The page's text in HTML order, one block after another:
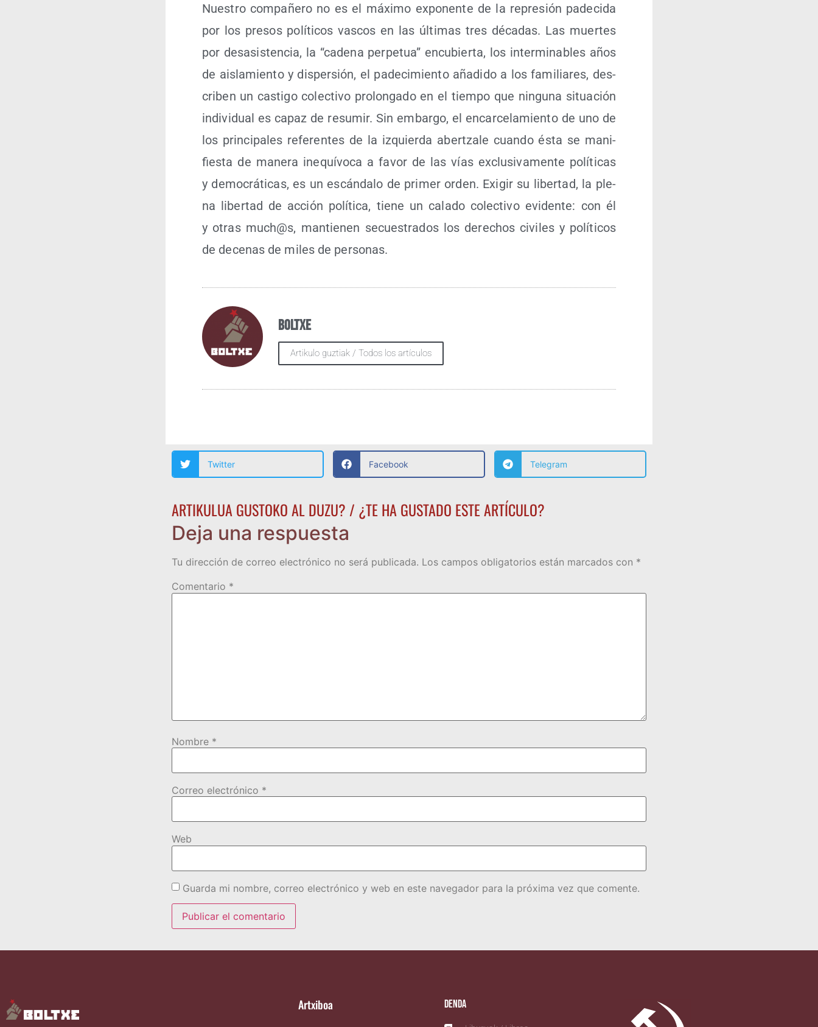
Nues­tro com­pa­ñe­ro no es el máxi­mo expo­nen­te de la repre­sión pade­ci­da
por los pre­sos polí­ti­cos vas­cos en las últi­mas tres déca­das. Las muer­tes
por des­asis­ten­cia, la “cade­na per­pe­tua” encu­bier­ta, los inter­mi­na­bles años
de ais­la­mien­to y dis­per­sión, el pade­ci­mien­to aña­di­do a los fami­lia­res, des­
cri­ben un cas­ti­go colec­ti­vo pro­lon­ga­do en el tiem­po que nin­gu­na situa­ción
indi­vi­dual es capaz de resu­mir. Sin embar­go, el encar­ce­la­mien­to de uno de
los prin­ci­pa­les refe­ren­tes de la izquier­da aber­tza­le cuan­do ésta se mani­
fies­ta de mane­ra ine­quí­vo­ca a favor de las vías exclu­si­va­men­te polí­ti­cas
y demo­crá­ti­cas, es un escán­da­lo de pri­mer orden. Exi­gir su liber­tad, la ple­
na liber­tad de acción polí­ti­ca, tie­ne un cala­do colec­ti­vo evi­den­te: con él
y otras much@s, man­tie­nen secues­tra­dos los dere­chos civi­les y polí­ti­cos
de dece­nas de miles de personas.
Boltxe
Artikulo guztiak / Todos los artículos
Twitter Facebook Telegram
ARTIKULUA GUSTOKO AL DUZU? / ¿TE HA GUSTADO ESTE ARTÍCULO?
Deja una respuesta
Tu dirección de correo electrónico no será publicada. Los campos obligatorios están marcados con *
Comentario *
Nombre *
Correo electrónico *
Web
Guarda mi nombre, correo electrónico y web en este navegador para la próxima vez que comente.
Artxiboa Denda